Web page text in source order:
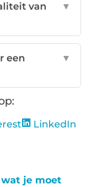
van
▼
een
▼
LinkedIn
je moet